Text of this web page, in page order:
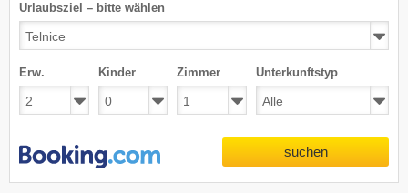
Urlaubsziel – bitte wählen
Erw. Kinder Zimmer Unterkunftstyp
suchen